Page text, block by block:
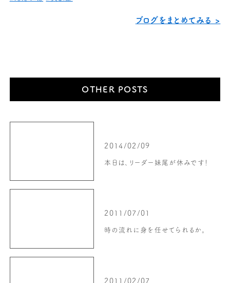
ブログをまとめてみる >
OTHER POSTS
2014/02/09
本日は、リーダー妹尾が休みです！
2011/07/01
時の流れに身を任せてられるか。
2011/02/07